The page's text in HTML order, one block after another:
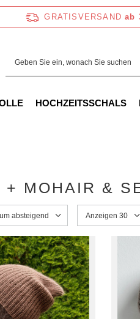
GRATISVERSAND ab
HOCHZEITSSCHALS
+ MOHAIR &
absteigend Anzahl der
Anzeigen 30